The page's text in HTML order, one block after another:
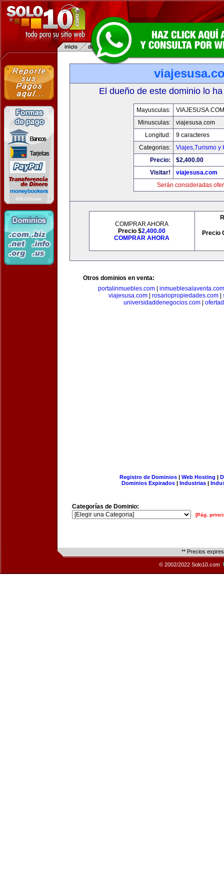
El dueño de este dominio lo
Mayusculas:
VIAJESUSA.COM
Minusculas:
viajesusa.com
Longitud:
9 caracteres
Categorias:
Viajes,Turismo y
Precio:
$2,400.00
Visitar!
viajesusa.com
Serán consideradas
COMPRAR AHORA
Precio $2,400.00
COMPRAR AHORA
Precio
Otros dominios en venta:
portalinmuebles.com
inmueblesalaventa.com
viajesusa.com| rosariopropiedades.com|
universidaddenegocios.com
Registro de Dominios| Web Hosting |
Dominios Expirados | Industrias |
Categorías de Dominio:
[Pág.
** Precios
© 2002/2022 Solo10.com